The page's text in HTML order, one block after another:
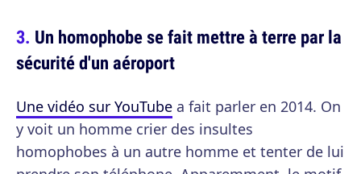
Un homophobe se fait mettre à terre par la
sécurité d'un aéroport
Une vidéo sur YouTube a fait parler en 2014. On
y voit un homme crier des insultes
homophobes à un autre homme et tenter de lui